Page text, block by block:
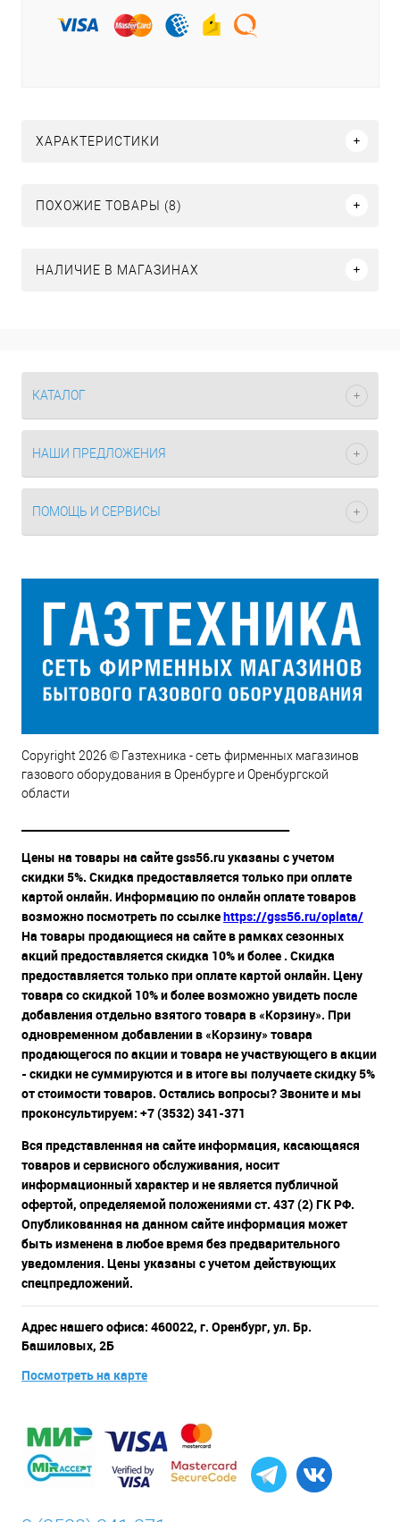
ХАРАКТЕРИСТИКИ
ПОХОЖИЕ ТОВАРЫ (8)
НАЛИЧИЕ В МАГАЗИНАХ
КАТАЛОГ
НАШИ ПРЕДЛОЖЕНИЯ
ПОМОЩЬ И СЕРВИСЫ
Copyright 2026 © Газтехника - сеть фирменных магазинов
газового оборудования в Оренбурге и Оренбургской
области
Цены на товары на сайте gss56.ru указаны с учетом
скидки 5%. Скидка предоставляется только при оплате
картой онлайн. Информацию по онлайн оплате товаров
возможно посмотреть по ссылкеhttps://gss56.ru/oplata/
На товары продающиеся на сайте в рамках сезонных
акций предоставляется скидка 10% и более . Скидка
предоставляется только при оплате картой онлайн. Цену
товара со скидкой 10% и более возможно увидеть после
добавления отдельно взятого товара в «Корзину». При
одновременном добавлении в «Корзину» товара
продающегося по акции и товара не участвующего в акции
- скидки не суммируются и в итоге вы получаете скидку 5%
от стоимости товаров. Остались вопросы? Звоните и мы
проконсультируем: +7 (3532) 341-371
Вся представленная на сайте информация, касающаяся
товаров и сервисного обслуживания, носит
информационный характер и не является публичной
офертой, определяемой положениями ст. 437 (2) ГК РФ.
Опубликованная на данном сайте информация может
быть изменена в любое время без предварительного
уведомления. Цены указаны с учетом действующих
спецпредложений.
Адрес нашего офиса: 460022, г. Оренбург, ул. Бр.
Башиловых, 2Б
Посмотреть на карте